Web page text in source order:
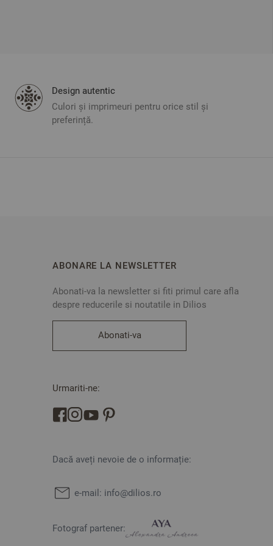
Design autentic
Culori și imprimeuri pentru orice stil și
preferință.
ABONARE LA NEWSLETTER
Abonati-va la newsletter si fiti primul care afla
despre reducerile si noutatile in Dilios
Abonati-va
Urmariti-ne:
Dacă aveți nevoie de o informație:
e-mail: info@dilios.ro
Fotograf partener: